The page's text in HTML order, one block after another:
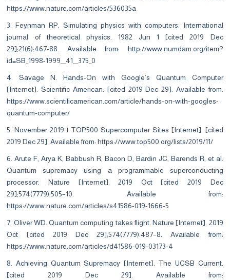
https://www.nature.com/articles/536035a
3. Feynman RP. Simulating physics with computers. International
journal of theoretical physics. 1982 Jun 1 [cited 2019 Dec
29];21(6):467-88.
Available from: http://www.numdam.org/item?
id=SB_1998-1999__41__375_0
4. Savage N. Hands-On with Google’s Quantum Computer
[Internet]. Scientific American. [cited 2019 Dec 29]. Available from:
https://www.scientificamerican.com/article/hands-on-with-googles-
quantum-computer/
5. November 2019 | TOP500 Supercomputer Sites [Internet]. [cited
2019 Dec 29]. Available from:https://www.top500.org/lists/2019/11/
6. Arute F, Arya K, Babbush R, Bacon D, Bardin JC, Barends R, et al.
Quantum supremacy using a programmable superconducting
processor. Nature [Internet]. 2019 Oct [cited 2019 Dec
29];574(7779):505–10. Available from:
https://www.nature.com/articles/s41586-019-1666-5
7. Oliver WD. Quantum computing takes flight. Nature [Internet]. 2019
Oct [cited 2019 Dec 29];574(7779):487–8. Available from:
https://www.nature.com/articles/d41586-019-03173-4
8. Achieving Quantum Supremacy [Internet]. The UCSB Current.
[cited 2019 Dec 29]. Available from: